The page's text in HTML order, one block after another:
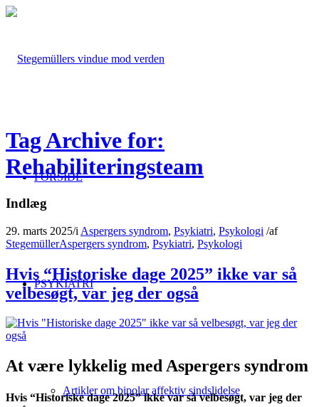
FORSIDE
PSYKIATRI
Artikler om bipolar affektiv sindslidelse
Tag Archive for:
Rehabiliteringsteam
Indlæg
29. marts 2025/i Aspergers syndrom, Psykiatri, Psykologi /af
StegemüllerAspergers syndrom, Psykiatri, Psykologi
Hvis “Historiske dage 2025” ikke var så
velbesøgt, var jeg der også
At være lykkelig med Aspergers syndrom
Hvis “Historiske dage 2025” ikke var så velbesøgt, var jeg der